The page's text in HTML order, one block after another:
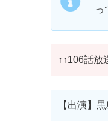
っ
↑↑106話放
【出演】